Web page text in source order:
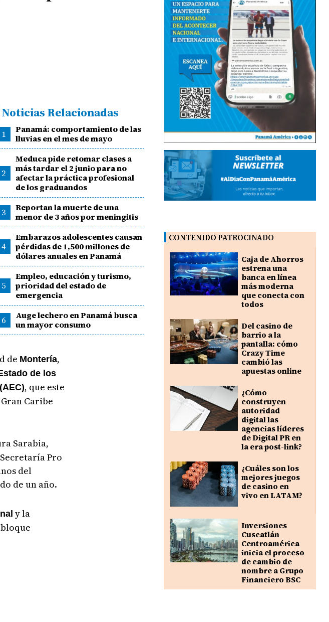
Noticias Relacionadas
1
Panamá: comportamiento de las
lluvias en el mes de mayo
2
Meduca pide retomar clases a
más tardar el 2 junio para no
afectar la práctica profesional
de los graduandos
3
Reportan la muerte de una
menor de 3 años por meningitis
4
Embarazos adolescentes causan
pérdidas de 1,500 millones de
dólares anuales en Panamá
5
Empleo, educación y turismo,
prioridad del estado de
emergencia
6
Auge lechero en Panamá busca
un mayor consumo
de Montería,
de los
, que este
Caribe
Sarabia,
Pro
del
de un año.
y la
CONTENIDO PATROCINADO
Caja de Ahorros
estrena una
banca en línea
más moderna
que conecta con
todos
Del casino de
barrio a la
pantalla: cómo
Crazy Time
cambió las
apuestas online
¿Cómo
construyen
autoridad
digital las
agencias líderes
de Digital PR en
la era post-link?
¿Cuáles son los
mejores juegos
de casino en
vivo en LATAM?
Inversiones
Cuscatlán
Centroamérica
inicia el proceso
de cambio de
nombre a Grupo
Financiero BSC